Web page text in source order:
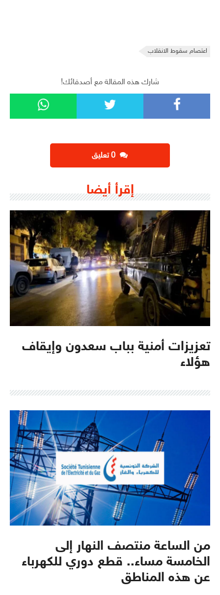
اعتصام سقوط الانقلاب
شارك هذه المقالة مع أصدقائك!
إقرأ أيضا
تعزيزات أمنية بباب سعدون وإيقاف
هؤلاء
من الساعة منتصف النهار إلى
الخامسة مساء.. قطع دوري للكهرباء
عن هذه المناطق